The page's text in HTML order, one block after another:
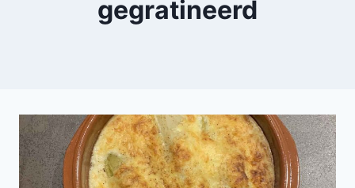
gegratineerd